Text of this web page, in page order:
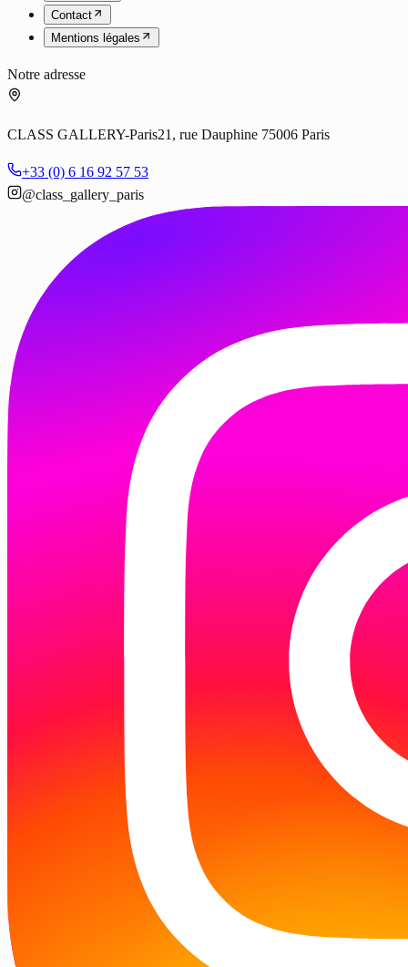
Contact
Mentions légales
Notre adresse
CLASS GALLERY-Paris21, rue Dauphine 75006 Paris
+33 (0) 6 16 92 57 53
@class_gallery_paris